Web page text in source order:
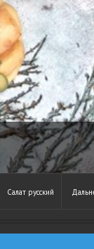
Салат русский